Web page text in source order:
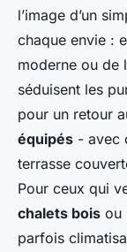
l’image d’un
chaque envie :
moderne ou de
séduisent les
pour un retour
équipés - avec
terrasse
Pour ceux qui
chalets bois ou
parfois